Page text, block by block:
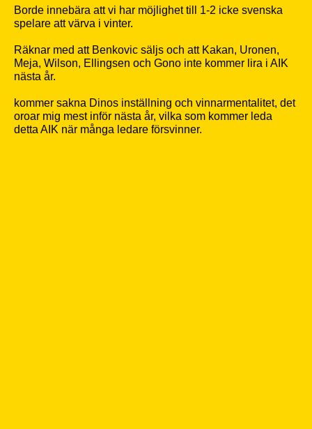
Borde innebära att vi har möjlighet till 1-2 icke svenska
spelare att värva i vinter.
Räknar med att Benkovic säljs och att Kakan, Uronen,
Meja, Wilson, Ellingsen och Gono inte kommer lira i AIK
nästa år.
kommer sakna Dinos inställning och vinnarmentalitet, det
oroar mig mest inför nästa år, vilka som kommer leda
detta AIK när många ledare försvinner.